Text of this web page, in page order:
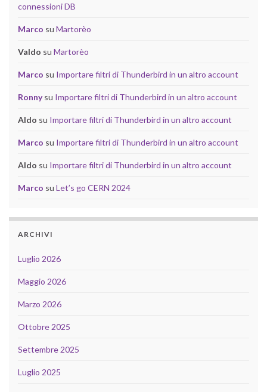
connessioni DB
Marco su Martorèo
Valdo su Martorèo
Marco su Importare filtri di Thunderbird in un altro account
Ronnysu Importare filtri di Thunderbird in un altro account
Aldo su Importare filtri di Thunderbird in un altro account
Marco su Importare filtri di Thunderbird in un altro account
Aldo su Importare filtri di Thunderbird in un altro account
Marco su Let’s go CERN 2024
ARCHIVI
Luglio 2026
Maggio 2026
Marzo 2026
Ottobre 2025
Settembre 2025
Luglio 2025